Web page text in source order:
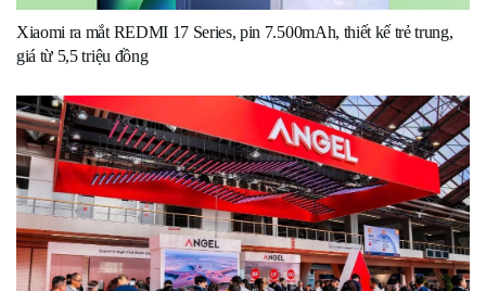
Xiaomi ra mắt REDMI 17 Series, pin 7.500mAh, thiết kế trẻ trung,
giá từ 5,5 triệu đồng